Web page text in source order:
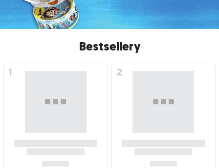
Bestsellery